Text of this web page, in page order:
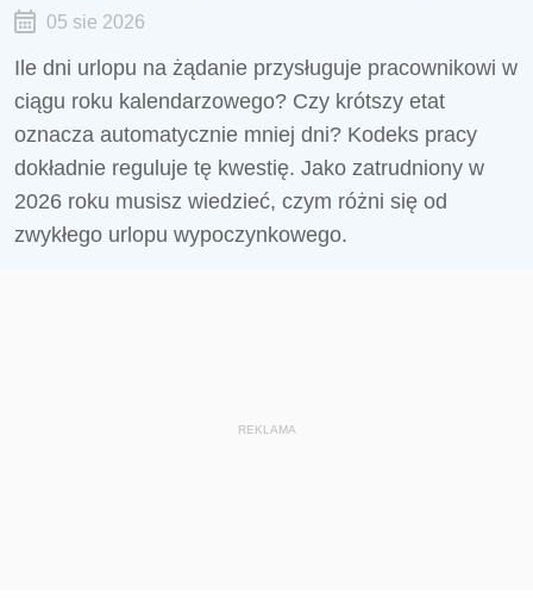
05 sie 2026
Ile dni urlopu na żądanie przysługuje pracownikowi w
ciągu roku kalendarzowego? Czy krótszy etat
oznacza automatycznie mniej dni? Kodeks pracy
dokładnie reguluje tę kwestię. Jako zatrudniony w
2026 roku musisz wiedzieć, czym różni się od
zwykłego urlopu wypoczynkowego.
REKLAMA